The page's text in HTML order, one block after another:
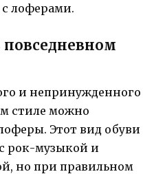
лоферами.
и непринужденного
стиле можно
Этот вид обуви
рок-музыкой и
но при правильном